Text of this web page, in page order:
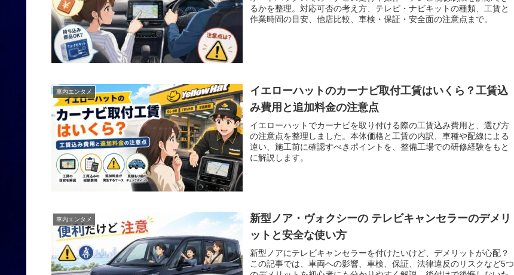
るかを整理。対応可否の考え方、テレビ・ナビキットの種類、工賃と
作業時間の目安、他店比較、車検・保証・安全面の注意点まで。
車内エンタメ
イエローハットのカーナビ取付工賃はいくら？工賃込
み費用と追加料金の注意点
イエローハットでカーナビを取り付ける際の工賃込み費用と、選び方
の注意点を整理しました。本体価格と工賃の内訳、車種や配線による
違い、施工前に確認すべきポイントを、整備工場での研修経験をもと
に解説します。
車内エンタメ
新型ノア・ヴォクシーの テレビキャンセラーのデメリ
ットと安全な使い方
新型ノアにテレビキャンセラーを付けたいけど、デメリットが心配？
この記事では、車両への影響、車検、保証、法律違反のリスクなど5つ